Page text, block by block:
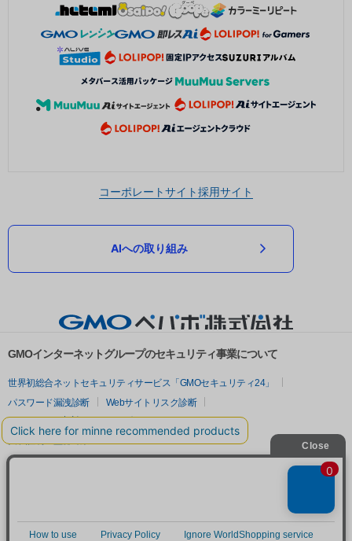
コーポレートサイト採用サイト
AIへの取り組み
GMOインターネットグループのセキュリティ事業について
世界初総合ネットセキュリティサービス「GMOセキュリティ24」
パスワード漏洩診断
Webサイトリスク診断
セキュリティ相談AIチャットボット
実在証明・盗聴対策
サイバー攻撃対策（GMOサイバーセキュリティ byイエラエ）